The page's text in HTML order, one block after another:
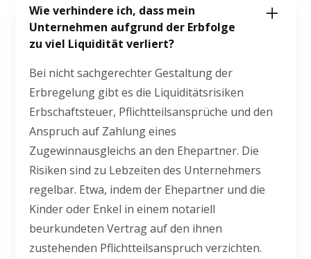
Wie verhindere ich, dass mein
Unternehmen aufgrund der Erbfolge
zu viel Liquidität verliert?
Bei nicht sachgerechter Gestaltung der
Erbregelung gibt es die Liquiditätsrisiken
Erbschaftsteuer, Pflichtteilsansprüche und den
Anspruch auf Zahlung eines
Zugewinnausgleichs an den Ehepartner. Die
Risiken sind zu Lebzeiten des Unternehmers
regelbar. Etwa, indem der Ehepartner und die
Kinder oder Enkel in einem notariell
beurkundeten Vertrag auf den ihnen
zustehenden Pflichtteilsanspruch verzichten.